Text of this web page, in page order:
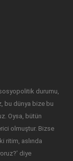
durumu,
bu dünya bize bu
Oysa, bütün
olmuştur. Bizse
ritim, aslında
diye